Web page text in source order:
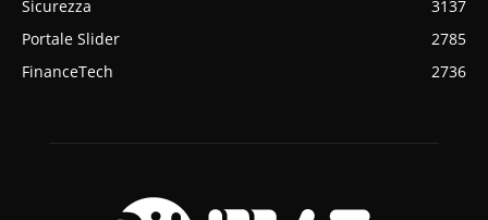
Sicurezza
3137
Portale Slider
2785
FinanceTech
2736